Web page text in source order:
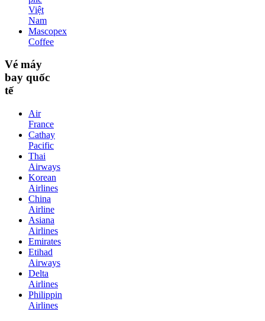
Việt
Nam
Mascopex
Coffee
Vé máy
bay quốc
tế
Air
France
Cathay
Pacific
Thai
Airways
Korean
Airlines
China
Airline
Asiana
Airlines
Emirates
Etihad
Airways
Delta
Airlines
Philippin
Airlines